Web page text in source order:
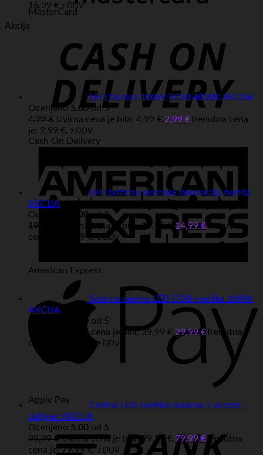
MasterCard
Cash On Delivery
American Express
Apple Pay
16,99 € z DDV
Akcije
LED žarnica 100W B22d 4000K AKCIJA
Ocenjeno5.00od 5
4,99€ Izvirna cena je bila: 4,99 €.2,99 €Trenutna cena
je: 2,99 €. z DDV
LED božična okenska dekoracija zvezda
AKCIJA
Ocenjeno
5.00od 5
19,99
Izvirna cena je bila: 19,99 €. 14,99€Trenutna
cena je: 14,99 €. z DDV
Solarna cestna LED COB svetilka 160W
AKCIJA
Ocenjeno
5.00 od 5
39,99
Izvirna cena je bila: 39,99 €.29,99€Trenutna
cena je: 29,99 €.
z DDV
Cestna LED svetilka solarna + senzor +
daljinec AKCIJA
Ocenjeno 5.00 od 5
99,99€ Izvirna cena je bila: 99,99 €.79,99€Trenutna
cena je: 79,99 €. z DDV